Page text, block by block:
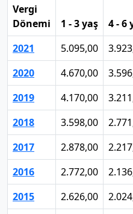
Vergi
Dönemi
1 - 3 yaş 4 - 6
2021
5.095,00
2020
4.670,00
2019
4.170,00
2018
3.598,00
2017
2.878,00
2016
2.772,00
2015
2.626,00